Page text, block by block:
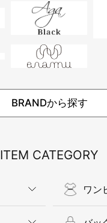
BRANDから探す
ITEM CATEGORY
ワン